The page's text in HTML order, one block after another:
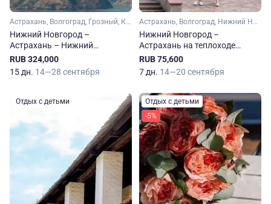
Астрахань, Волгоград, Грозный, Казань, Махачкала, Нижний Новгород, Самара, Саратов, Чебоксары, Тольятти, Свияжск
Нижний Новгород –
Астрахань – Нижний
Новгород на теплоходе
Михаил Фрунзе
RUB 324,000
15 дн. 14—28 сентября
Астрахань, Волгоград, Нижний Новгород, Самара, Саратов, Свияжск
Нижний Новгород –
Астрахань на теплоходе
Михаил Фрунзе
RUB 75,600
7 дн. 14—20 сентября
Отдых с детьми
Отдых с детьми
-5%